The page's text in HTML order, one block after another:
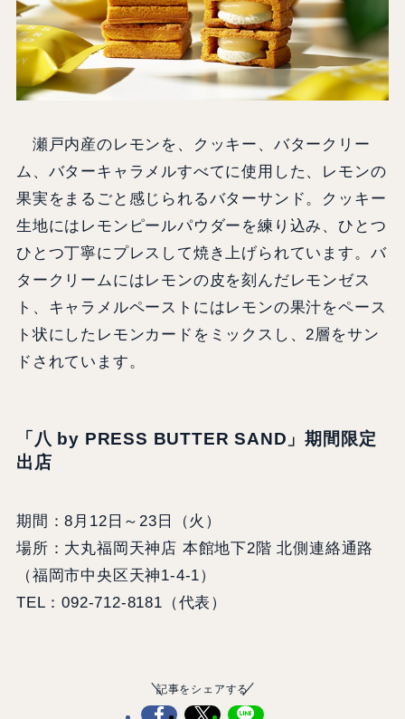
瀬戸内産のレモンを、クッキー、バタークリー
ム、バターキャラメルすべてに使用した、レモンの
果実をまるごと感じられるバターサンド。クッキー
生地にはレモンピールパウダーを練り込み、ひとつ
ひとつ丁寧にプレスして焼き上げられています。バ
タークリームにはレモンの皮を刻んだレモンゼス
ト、キャラメルペーストにはレモンの果汁をペース
ト状にしたレモンカードをミックスし、2層をサン
ドされています。
「八 by PRESS BUTTER SAND」期間限定
出店
期間：8月12日～23日（火）
場所：大丸福岡天神店 本館地下2階 北側連絡通路
（福岡市中央区天神1-4-1）
TEL：092-712-8181（代表）
記事をシェアする